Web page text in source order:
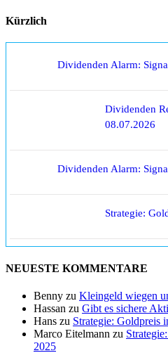
Kürzlich
Dividenden Alarm:
Dividenden
08.07.2026
Dividenden Alarm:
Strategie:
NEUESTE KOMMENTARE
Benny zu Kleingeld wiegen
Hassan zu Gibt es sichere
Hans zu Strategie: Goldpreis
Marco Eitelmann zu
2025